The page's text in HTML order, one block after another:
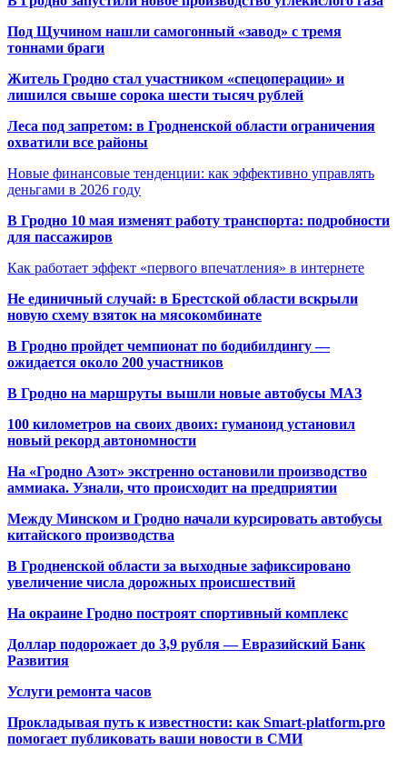
Под Щучином нашли самогонный «завод» с тремя
тоннами браги
Житель Гродно стал участником «спецоперации» и
лишился свыше сорока шести тысяч рублей
Леса под запретом: в Гродненской области ограничения
охватили все районы
Новые финансовые тенденции: как эффективно управлять
деньгами в 2026 году
В Гродно 10 мая изменят работу транспорта: подробности
для пассажиров
Как работает эффект «первого впечатления» в интернете
Не единичный случай: в Брестской области вскрыли
новую схему взяток на мясокомбинате
В Гродно пройдет чемпионат по бодибилдингу —
ожидается около 200 участников
В Гродно на маршруты вышли новые автобусы МАЗ
100 километров на своих двоих: гуманоид установил
новый рекорд автономности
На «Гродно Азот» экстренно остановили производство
аммиака. Узнали, что происходит на предприятии
Между Минском и Гродно начали курсировать автобусы
китайского производства
В Гродненской области за выходные зафиксировано
увеличение числа дорожных происшествий
На окраине Гродно построят спортивный комплекс
Доллар подорожает до 3,9 рубля — Евразийский Банк
Развития
Услуги ремонта часов
Прокладывая путь к известности: как Smart-platform.pro
помогает публиковать ваши новости в СМИ